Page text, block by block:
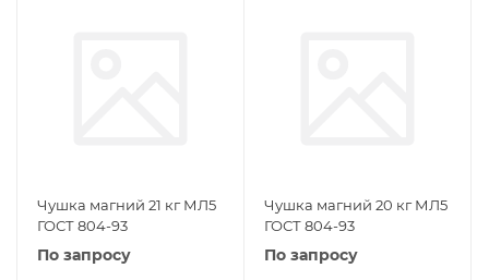
Чушка магний 21 кг МЛ5
ГОСТ 804-93
По запросу
Чушка магний 20 кг МЛ5
ГОСТ 804-93
По запросу